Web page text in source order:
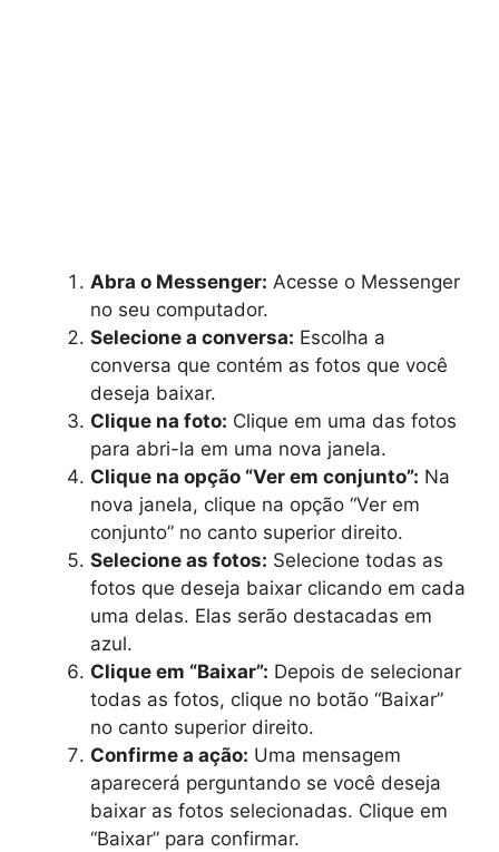
Abra o Messenger: Acesse o Messenger
no seu computador.
Selecione a conversa: Escolha a
conversa que contém as fotos que você
deseja baixar.
Clique na foto: Clique em uma das fotos
para abri-la em uma nova janela.
Clique na opção “Ver em conjunto”: Na
nova janela, clique na opção “Ver em
conjunto” no canto superior direito.
Selecione as fotos: Selecione todas as
fotos que deseja baixar clicando em cada
uma delas. Elas serão destacadas em
azul.
Clique em “Baixar”: Depois de selecionar
todas as fotos, clique no botão “Baixar”
no canto superior direito.
Confirme a ação: Uma mensagem
aparecerá perguntando se você deseja
baixar as fotos selecionadas. Clique em
“Baixar” para confirmar.